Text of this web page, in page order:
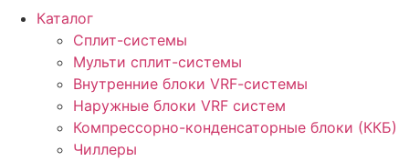
Каталог
Сплит-системы
Мульти сплит-системы
Внутренние блоки VRF-cистемы
Наружные блоки VRF cистем
Компрессорно-конденсаторные блоки (ККБ)
Чиллеры